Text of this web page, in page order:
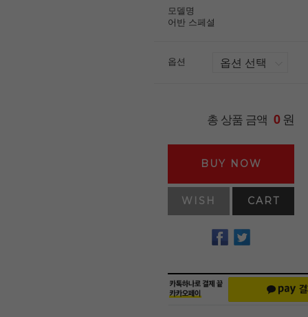
모델명
어반 스페셜
옵션
총 상품 금액 0원
BUY NOW
WISH CART